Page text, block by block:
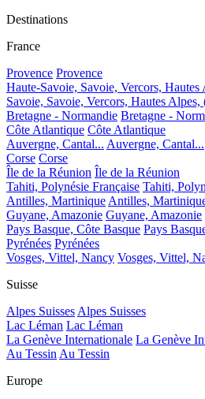
Destinations
France
Provence Provence
Haute-Savoie, Savoie, Vercors, Hautes
Savoie, Savoie, Vercors, Hautes Alpes,
Bretagne - Normandie Bretagne -
Côte Atlantique Côte Atlantique
Auvergne, Cantal... Auvergne, Cantal...
Corse Corse
Île de la Réunion Île de la Réunion
Tahiti, Polynésie Française Tahiti,
Antilles, Martinique Antilles,
Guyane, Amazonie Guyane, Amazonie
Pays Basque, Côte Basque Pays
Pyrénées Pyrénées
Vosges, Vittel, Nancy Vosges, Vittel,
Suisse
Alpes Suisses Alpes Suisses
Lac Léman Lac Léman
La Genève Internationale La Genève
Au Tessin Au Tessin
Europe